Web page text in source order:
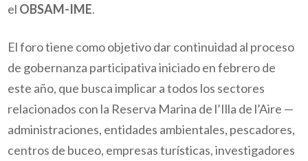
el OBSAM-IME.
El foro tiene como objetivo dar continuidad al proceso
de gobernanza participativa iniciado en febrero de
este año, que busca implicar a todos los sectores
relacionados con la Reserva Marina de l’Illa de l’Aire —
administraciones, entidades ambientales, pescadores,
centros de buceo, empresas turísticas, investigadores